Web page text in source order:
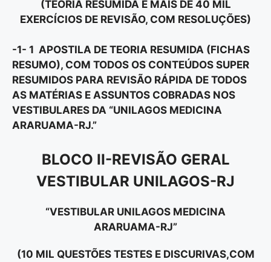
(TEORIA RESUMIDA E MAIS DE 40 MIL
EXERCÍCIOS DE REVISÃO, COM RESOLUÇÕES)
-1- 1 APOSTILA DE TEORIA RESUMIDA (FICHAS
RESUMO), COM TODOS OS CONTEÚDOS SUPER
RESUMIDOS PARA REVISÃO RÁPIDA DE TODOS
AS MATÉRIAS E ASSUNTOS COBRADAS NOS
VESTIBULARES DA “UNILAGOS MEDICINA
ARARUAMA-RJ.”
BLOCO II-REVISÃO GERAL
VESTIBULAR UNILAGOS-RJ
“VESTIBULAR UNILAGOS MEDICINA
ARARUAMA-RJ”
(10 MIL QUESTÕES TESTES E DISCURIVAS,COM